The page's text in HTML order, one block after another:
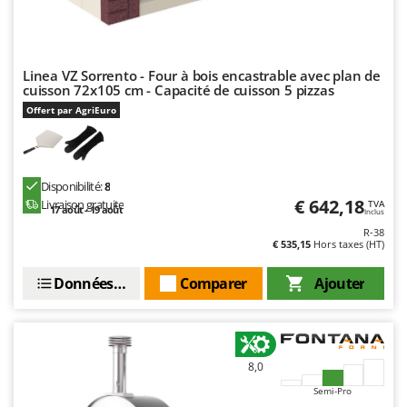
Seven Italy
Simatech
Sirman
Skil
Smeg
Spice Electronics
Spring Protezione
Linea VZ Sorrento - Four à bois encastrable avec plan de
cuisson 72x105 cm - Capacité de cuisson 5 pizzas
Offert par AgriEuro
Disponibilité:8
Livraison gratuite
17 août - 19 août € 642,18 TVA
Inclus
R-38
€ 535,15 Hors taxes (HT)
Ajouter
Comparer
Données techniques
8,0
Semi-Pro